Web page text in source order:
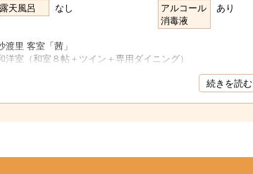
露天風呂 なし
アルコール
消毒液
あり
渡里 客室「茜」
洋室（和室８帖＋ツイン＋専用ダイニング）
続きを読む